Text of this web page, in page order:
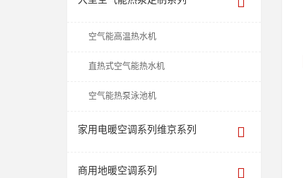
空气能高温热水机
直热式空气能热水机
空气能热泵泳池机
家用电暖空调系列维京系列
商用地暖空调系列